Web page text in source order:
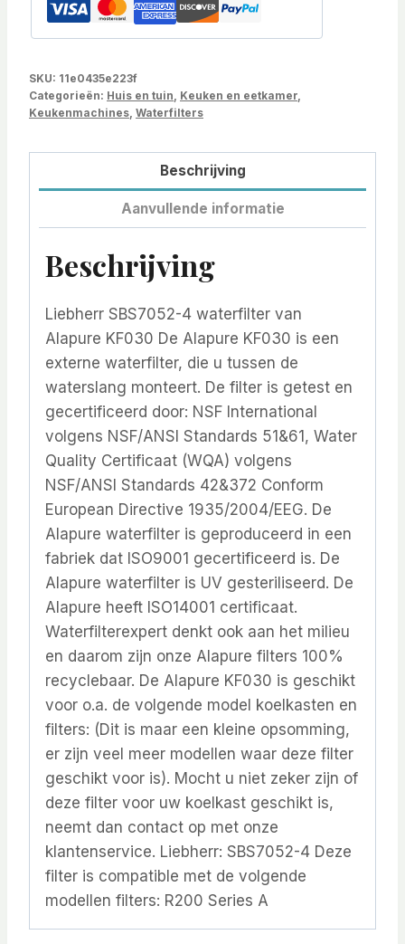
SKU: 11e0435e223f
Categorieën: Huis en tuin Keuken en eetkamer
Keukenmachines Waterfilters
Beschrijving
Aanvullende informatie
Beschrijving
Liebherr SBS7052-4 waterfilter van
Alapure KF030 De Alapure KF030 is een
externe waterfilter, die u tussen de
waterslang monteert. De filter is getest en
gecertificeerd door: NSF International
volgens NSF/ANSI Standards 51&61, Water
Quality Certificaat (WQA) volgens
NSF/ANSI Standards 42&372 Conform
European Directive 1935/2004/EEG. De
Alapure waterfilter is geproduceerd in een
fabriek dat ISO9001 gecertificeerd is. De
Alapure waterfilter is UV gesteriliseerd. De
Alapure heeft ISO14001 certificaat.
Waterfilterexpert denkt ook aan het milieu
en daarom zijn onze Alapure filters 100%
recyclebaar. De Alapure KF030 is geschikt
voor o.a. de volgende model koelkasten en
filters: (Dit is maar een kleine opsomming,
er zijn veel meer modellen waar deze filter
geschikt voor is). Mocht u niet zeker zijn of
deze filter voor uw koelkast geschikt is,
neemt dan contact op met onze
klantenservice. Liebherr: SBS7052-4 Deze
filter is compatible met de volgende
modellen filters: R200 Series A